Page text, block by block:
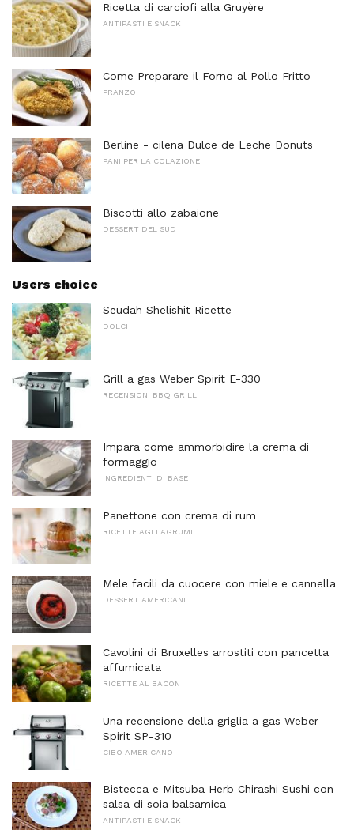
Ricetta di carciofi alla Gruyère
ANTIPASTI E SNACK
Come Preparare il Forno al Pollo Fritto
PRANZO
Berline - cilena Dulce de Leche Donuts
PANI PER LA COLAZIONE
Biscotti allo zabaione
DESSERT DEL SUD
Users choice
Seudah Shelishit Ricette
DOLCI
Grill a gas Weber Spirit E-330
RECENSIONI BBQ GRILL
Impara come ammorbidire la crema di
formaggio
INGREDIENTI DI BASE
Panettone con crema di rum
RICETTE AGLI AGRUMI
Mele facili da cuocere con miele e cannella
DESSERT AMERICANI
Cavolini di Bruxelles arrostiti con pancetta
affumicata
RICETTE AL BACON
Una recensione della griglia a gas Weber
Spirit SP-310
CIBO AMERICANO
Bistecca e Mitsuba Herb Chirashi Sushi con
salsa di soia balsamica
ANTIPASTI E SNACK